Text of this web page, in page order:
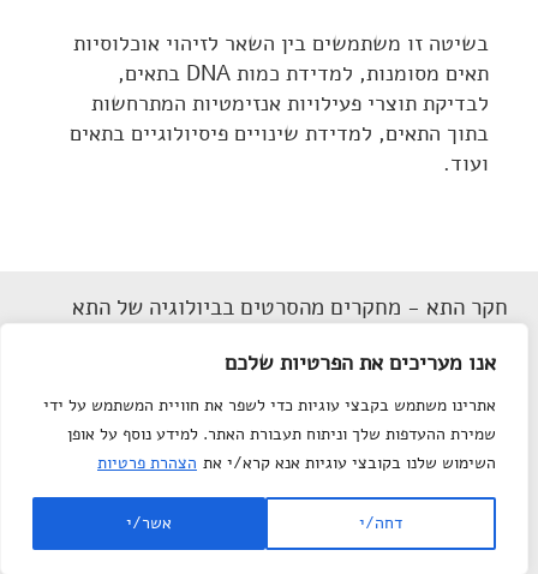
אנו מעריכים את הפרטיות שלכם
אתרינו משתמש בקבצי עוגיות כדי לשפר את חוויית המשתמש על ידי
שמירת ההעדפות שלך וניתוח תעבורת האתר. למידע נוסף על אופן
השימוש שלנו בקובצי עוגיות אנא קרא/י את הצהרת פרטיות
דחה/י אשר/י
בשיטה זו משתמשים בין השאר לזיהוי אוכלוסיות
תאים מסומנות, למדידת כמות DNA בתאים,
לבדיקת תוצרי פעילויות אנזימטיות המתרחשות
בתוך התאים, למדידת שינויים פיסיולוגיים בתאים
ועוד.
חקר התא - מחקרים מהסרטים בביולוגיה של התא
תנאי שימוש
מפת אתר
צור קשר
Department of Science